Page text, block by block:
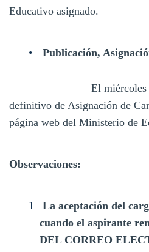
Educativo asignado.
Publicación,
El miércoles 19 de
definitivo de Asignación de
página web del Ministerio de
Observaciones:
La aceptación del
cuando el aspirante
DEL CORREO